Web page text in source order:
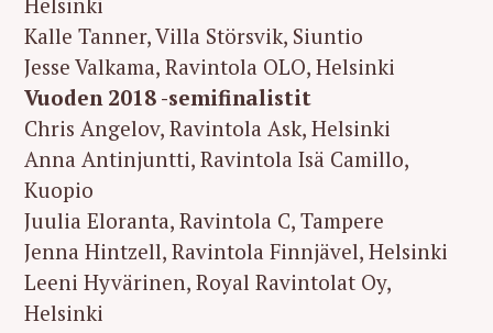
Kalle Tanner, Villa Störsvik, Siuntio
Jesse Valkama, Ravintola OLO, Helsinki
Vuoden 2018 -semifinalistit
Chris Angelov, Ravintola Ask, Helsinki
Anna Antinjuntti, Ravintola Isä Camillo,
Kuopio
Juulia Eloranta, Ravintola C, Tampere
Jenna Hintzell, Ravintola Finnjävel, Helsinki
Leeni Hyvärinen, Royal Ravintolat Oy,
Helsinki